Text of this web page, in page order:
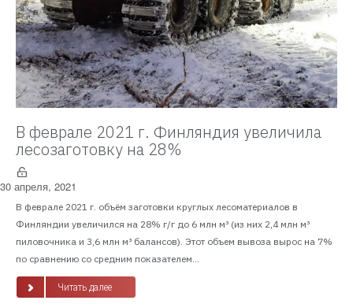
В феврале 2021 г. Финляндия увеличила
лесозаготовку на 28%
30 апреля, 2021
В феврале 2021 г. объём заготовки круглых лесоматериалов в
Финляндии увеличился на 28% г/г до 6 млн м³ (из них 2,4 млн м³
пиловочника и 3,6 млн м³ балансов). Этот объем вывоза вырос на 7%
по сравнению со средним показателем...
Читать далее